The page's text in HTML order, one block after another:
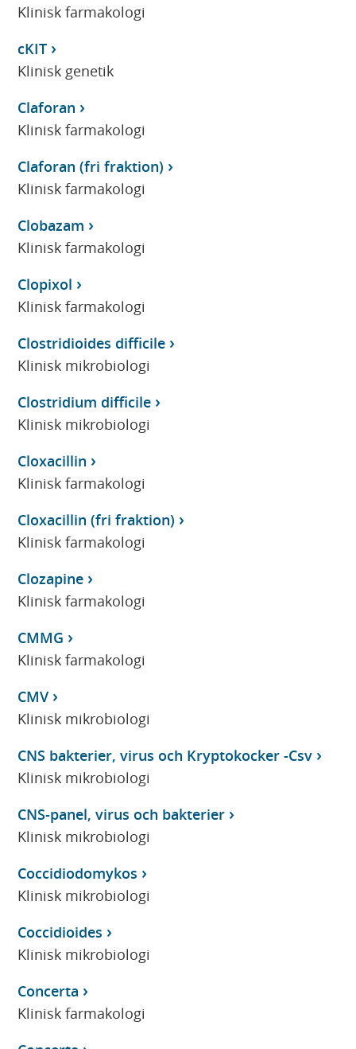
Klinisk farmakologi
cKIT
Klinisk genetik
Claforan
Klinisk farmakologi
Claforan (fri fraktion)
Klinisk farmakologi
Clobazam
Klinisk farmakologi
Clopixol
Klinisk farmakologi
Clostridioides difficile
Klinisk mikrobiologi
Clostridium difficile
Klinisk mikrobiologi
Cloxacillin
Klinisk farmakologi
Cloxacillin (fri fraktion)
Klinisk farmakologi
Clozapine
Klinisk farmakologi
CMMG
Klinisk farmakologi
CMV
Klinisk mikrobiologi
CNS bakterier, virus och Kryptokocker -Csv
Klinisk mikrobiologi
CNS-panel, virus och bakterier
Klinisk mikrobiologi
Coccidiodomykos
Klinisk mikrobiologi
Coccidioides
Klinisk mikrobiologi
Concerta
Klinisk farmakologi